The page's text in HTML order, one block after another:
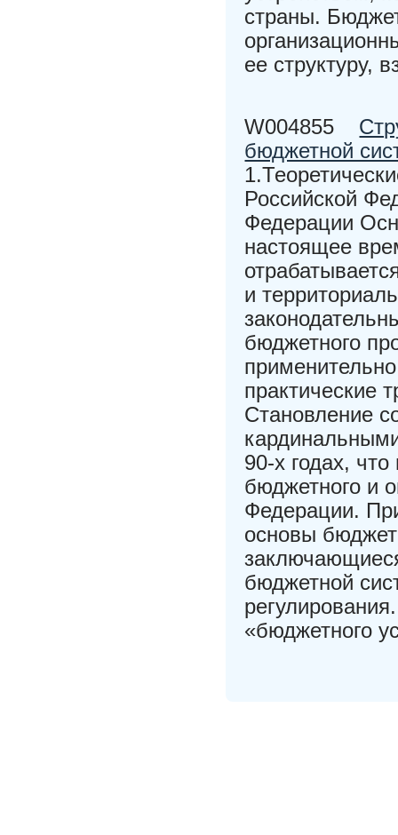
страны.
ее структуру,
W004855
бюджетной
Российской
Федерации
настоящее
и
бюджетного
практические
Становление
90-х годах,
бюджетного и
Федерации.
основы
бюджетной
«бюджетного